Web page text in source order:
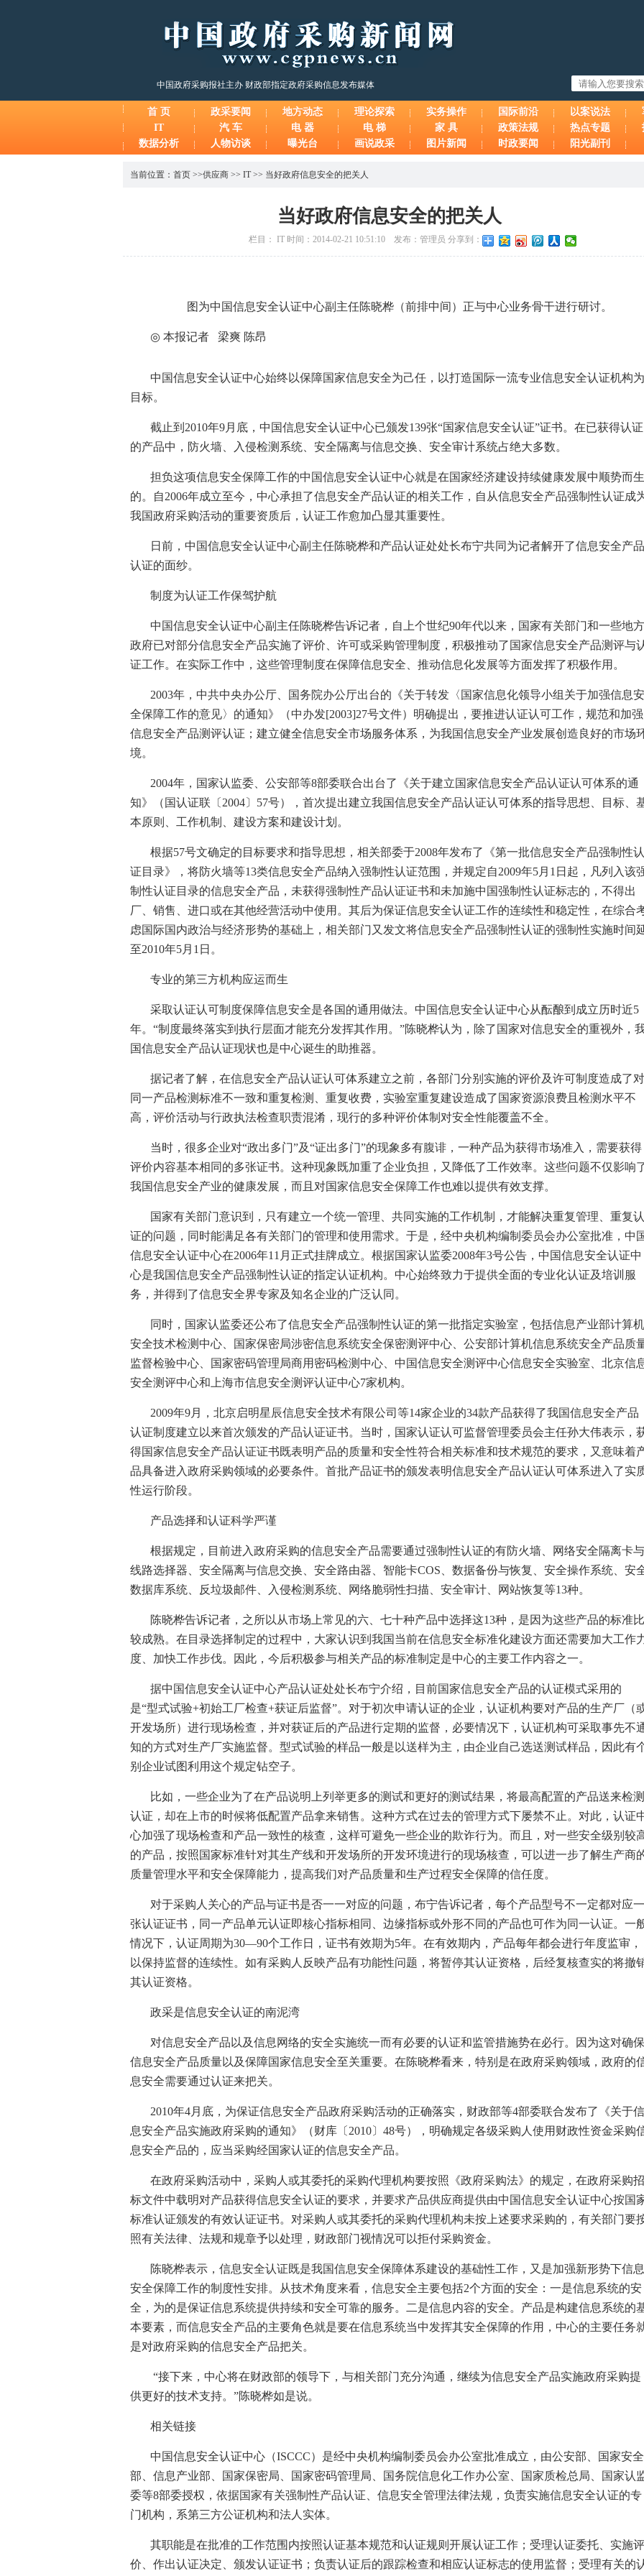
中国政府采购报社主办 财政部指定政府采购信息发布媒体
首 页 政采要闻 地方动态 理论探索 实务操作 国际前沿 以案说法
IT
汽 车 电 器 电 梯 家 具 政策法规 热点专题
数据分析
人物访谈 曝光台 画说政采 图片新闻 时政要闻 阳光副刊
当前位置： 首页 >>供应商 >> IT>> 当好政府信息安全的把关人
当好政府信息安全的把关人
栏目： IT 时间：2014-02-21 10:51:10 发布：管理员 分享到：
图为中国信息安全认证中心副主任陈晓桦（前排中间）正与中心业务骨干进行研讨。
◎ 本报记者 梁爽 陈昂
中国信息安全认证中心始终以保障国家信息安全为己任，以打造国际一流专业信息安全认证机构为
目标。
截止到 2010年9月底，中国信息安全认证中心已颁发139张“国家信息安全认证”证书。在已获得认证
的产品中，防火墙、入侵检测系统、安全隔离与信息交换、安全审计系统占绝大多数。
担负这项信息安全保障工作的中国信息安全认证中心就是在国家经济建设持续健康发展中顺势而生
的。自2006年成立至今，中心承担了信息安全产品认证的相关工作，自从信息安全产品强制性认证成
我国政府采购活动的重要资质后，认证工作愈加凸显其重要性。
日前，中国信息安全认证中心副主任陈晓桦和产品认证处处长布宁共同为记者解开了信息安全产品
认证的面纱。
制度为认证工作保驾护航
中国信息安全认证中心副主任陈晓桦告诉记者，自上个世纪90年代以来，国家有关部门和一些地方
政府已对部分信息安全产品实施了评价、许可或采购管理制度，积极推动了国家信息安全产品测评与
证工作。在实际工作中，这些管理制度在保障信息安全、推动信息化发展等方面发挥了积极作用。
2003年，中共中央办公厅、国务院办公厅出台的《关于转发〈国家信息化领导小组关于加强信息安
全保障工作的意见〉的通知》（中办发[2003]27号文件）明确提出，要推进认证认可工作，规范和加强
信息安全产品测评认证；建立健全信息安全市场服务体系，为我国信息安全产业发展创造良好的市场
境。
2004年，国家认监委、公安部等8部委联合出台了《关于建立国家信息安全产品认证认可体系的通
知》（国认证联〔 2004〕 57号），首次提出建立我国信息安全产品认证认可体系的指导思想、目标、
本原则、工作机制、建设方案和建设计划。
根据57号文确定的目标要求和指导思想，相关部委于2008年发布了《第一批信息安全产品强制性认
证目录》，将防火墙等13类信息安全产品纳入强制性认证范围，并规定自2009年5月 1 日起，凡列入该
制性认证目录的信息安全产品，未获得强制性产品认证证书和未加施中国强制性认证标志的，不得出
厂、销售、进口或在其他经营活动中使用。其后为保证信息安全认证工作的连续性和稳定性，在综合
虑国际国内政治与经济形势的基础上，相关部门又发文将信息安全产品强制性认证的强制性实施时间
至2010年5月 1 日。
专业的第三方机构应运而生
采取认证认可制度保障信息安全是各国的通用做法。中国信息安全认证中心从酝酿到成立历时近5
年。“制度最终落实到执行层面才能充分发挥其作用。”陈晓桦认为，除了国家对信息安全的重视外，
国信息安全产品认证现状也是中心诞生的助推器。
据记者了解，在信息安全产品认证认可体系建立之前，各部门分别实施的评价及许可制度造成了对
同一产品检测标准不一致和重复检测、重复收费，实验室重复建设造成了国家资源浪费且检测水平不
高，评价活动与行政执法检查职责混淆，现行的多种评价体制对安全性能覆盖不全。
当时，很多企业对“政出多门”及“证出多门”的现象多有腹诽，一种产品为获得市场准入，需要获得
评价内容基本相同的多张证书。这种现象既加重了企业负担，又降低了工作效率。这些问题不仅影响
我国信息安全产业的健康发展，而且对国家信息安全保障工作也难以提供有效支撑。
国家有关部门意识到，只有建立一个统一管理、共同实施的工作机制，才能解决重复管理、重复认
证的问题，同时能满足各有关部门的管理和使用需求。于是，经中央机构编制委员会办公室批准，中
信息安全认证中心在2006年11 月正式挂牌成立。根据国家认监委2008年3号公告，中国信息安全认证中
心是我国信息安全产品强制性认证的指定认证机构。中心始终致力于提供全面的专业化认证及培训服
务，并得到了信息安全界专家及知名企业的广泛认同。
同时，国家认监委还公布了信息安全产品强制性认证的第一批指定实验室，包括信息产业部计算机
安全技术检测中心、国家保密局涉密信息系统安全保密测评中心、公安部计算机信息系统安全产品质
监督检验中心、国家密码管理局商用密码检测中心、中国信息安全测评中心信息安全实验室、北京信
安全测评中心和上海市信息安全测评认证中心7家机构。
2009年9月，北京启明星辰信息安全技术有限公司等14家企业的34款产品获得了我国信息安全产品
认证制度建立以来首次颁发的产品认证证书。当时，国家认证认可监督管理委员会主任孙大伟表示，
得国家信息安全产品认证证书既表明产品的质量和安全性符合相关标准和技术规范的要求，又意味着
品具备进入政府采购领域的必要条件。首批产品证书的颁发表明信息安全产品认证认可体系进入了实
性运行阶段。
产品选择和认证科学严谨
根据规定，目前进入政府采购的信息安全产品需要通过强制性认证的有防火墙、网络安全隔离卡与
线路选择器、安全隔离与信息交换、安全路由器、智能卡COS 、数据备份与恢复、安全操作系统、安
数据库系统、反垃圾邮件、入侵检测系统、网络脆弱性扫描、安全审计、网站恢复等13种。
陈晓桦告诉记者，之所以从市场上常见的六、七十种产品中选择这13种，是因为这些产品的标准比
较成熟。在目录选择制定的过程中，大家认识到我国当前在信息安全标准化建设方面还需要加大工作
度、加快工作步伐。因此，今后积极参与相关产品的标准制定是中心的主要工作内容之一。
据中国信息安全认证中心产品认证处处长布宁介绍，目前国家信息安全产品的认证模式采用的
是“型式试验+初始工厂检查+获证后监督”。对于初次申请认证的企业，认证机构要对产品的生产厂（
开发场所）进行现场检查，并对获证后的产品进行定期的监督，必要情况下，认证机构可采取事先不
知的方式对生产厂实施监督。型式试验的样品一般是以送样为主，由企业自己选送测试样品，因此有
别企业试图利用这个规定钻空子。
比如，一些企业为了在产品说明上列举更多的测试和更好的测试结果，将最高配置的产品送来检测
认证，却在上市的时候将低配置产品拿来销售。这种方式在过去的管理方式下屡禁不止。对此，认证
心加强了现场检查和产品一致性的核查，这样可避免一些企业的欺诈行为。而且，对一些安全级别较
的产品，按照国家标准针对其生产线和开发场所的开发环境进行的现场核查，可以进一步了解生产商
质量管理水平和安全保障能力，提高我们对产品质量和生产过程安全保障的信任度。
对于采购人关心的产品与证书是否一一对应的问题，布宁告诉记者，每个产品型号不一定都对应一
张认证证书，同一产品单元认证即核心指标相同、边缘指标或外形不同的产品也可作为同一认证。一
情况下，认证周期为30—90个工作日，证书有效期为5年。在有效期内，产品每年都会进行年度监审，
以保持监督的连续性。如有采购人反映产品有功能性问题，将暂停其认证资格，后经复核查实的将撤
其认证资格。
政采是信息安全认证的南泥湾
对信息安全产品以及信息网络的安全实施统一而有必要的认证和监管措施势在必行。因为这对确保
信息安全产品质量以及保障国家信息安全至关重要。在陈晓桦看来，特别是在政府采购领域，政府的
息安全需要通过认证来把关。
2010年4月底，为保证信息安全产品政府采购活动的正确落实，财政部等4部委联合发布了《关于信
息安全产品实施政府采购的通知》（财库〔 2010〕 48号），明确规定各级采购人使用财政性资金采购
息安全产品的，应当采购经国家认证的信息安全产品。
在政府采购活动中，采购人或其委托的采购代理机构要按照《政府采购法》的规定，在政府采购招
标文件中载明对产品获得信息安全认证的要求，并要求产品供应商提供由中国信息安全认证中心按国
标准认证颁发的有效认证证书。对采购人或其委托的采购代理机构未按上述要求采购的，有关部门要
照有关法律、法规和规章予以处理，财政部门视情况可以拒付采购资金。
陈晓桦表示，信息安全认证既是我国信息安全保障体系建设的基础性工作，又是加强新形势下信息
安全保障工作的制度性安排。从技术角度来看，信息安全主要包括2个方面的安全：一是信息系统的安
全，为的是保证信息系统提供持续和安全可靠的服务。二是信息内容的安全。产品是构建信息系统的
本要素，而信息安全产品的主要角色就是要在信息系统当中发挥其安全保障的作用，中心的主要任务
是对政府采购的信息安全产品把关。
“接下来，中心将在财政部的领导下，与相关部门充分沟通，继续为信息安全产品实施政府采购提
供更好的技术支持。”陈晓桦如是说。
相关链接
中国信息安全认证中心（ISCCC）是经中央机构编制委员会办公室批准成立，由公安部、国家安全
部、信息产业部、国家保密局、国家密码管理局、国务院信息化工作办公室、国家质检总局、国家认
委等8部委授权，依据国家有关强制性产品认证、信息安全管理法律法规，负责实施信息安全认证的专
门机构，系第三方公证机构和法人实体。
其职能是在批准的工作范围内按照认证基本规范和认证规则开展认证工作；受理认证委托、实施评
价、作出认证决定、颁发认证证书；负责认证后的跟踪检查和相应认证标志的使用监督；受理有关的